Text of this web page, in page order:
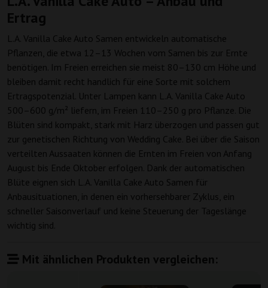
Ertrag
L.A. Vanilla Cake Auto Samen entwickeln automatische
Pflanzen, die etwa 12–13 Wochen vom Samen bis zur Ernte
benötigen. Im Freien erreichen sie meist 80–130 cm Höhe und
bleiben damit recht handlich für eine Sorte mit solchem
Ertragspotenzial. Unter Lampen kann L.A. Vanilla Cake Auto
500–600 g/m² liefern, im Freien 110–250 g pro Pflanze. Die
Blüten sind kompakt, stark mit Harz überzogen und passen gut
zur genetischen Richtung von Wedding Cake. Bei über die Saison
verteilten Aussaaten können die Ernten im Freien von Anfang
August bis Ende Oktober erfolgen. Dank der automatischen
Blüte eignen sich L.A. Vanilla Cake Auto Samen für
Anbausituationen, in denen ein vorhersehbarer Zyklus, ein
schneller Saisonverlauf und keine Steuerung der Tageslänge
wichtig sind.
Mit ähnlichen Produkten vergleichen: